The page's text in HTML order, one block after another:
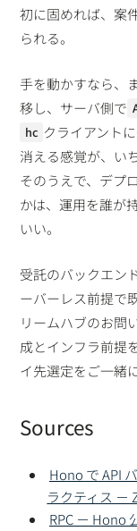
初に固めれば、案
られる。
手を動かすなら、
移し、サーバ側で
hc クライアント
消える感覚が、い
そのうえで、デプ
かは、運用を誰が
いい。
受託のバックエン
ーバーレス前提で
リームハブのお問
成とインフラ前提
イ先選定をご一緒
Sources
Hono で API
ラクティス －
RPC － Hono